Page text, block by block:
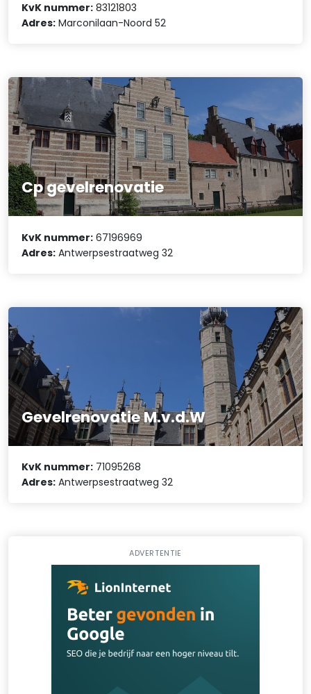
KvK nummer: 83121803
Adres: Marconilaan-Noord 52
Cp gevelrenovatie
KvK nummer: 67196969
Adres: Antwerpsestraatweg 32
Gevelrenovatie M.v.d.W
KvK nummer: 71095268
Adres: Antwerpsestraatweg 32
ADVERTENTIE